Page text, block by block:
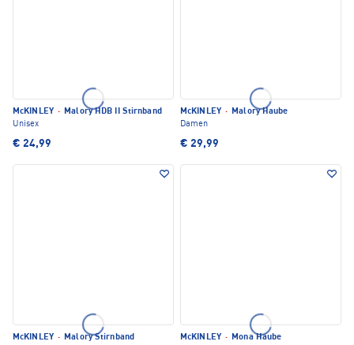
McKINLEY · Malory HDB II Stirnband
Unisex
€ 24,99
McKINLEY · Malory Haube
Damen
€ 29,99
McKINLEY · Malory Stirnband
McKINLEY · Mona Haube